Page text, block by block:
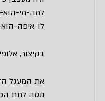
למה-מי-
לו-איפה-
בקיצור,
את המעגל
ננסה לתת